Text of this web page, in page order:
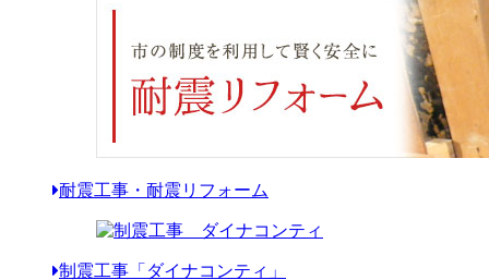
耐震工事・耐震リフォーム
制震工事「ダイナコンティ」